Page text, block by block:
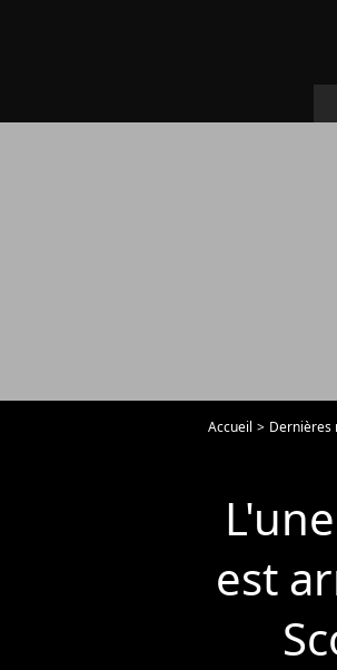
Accueil Dernières
est